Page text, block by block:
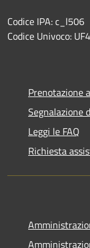
Codice IPA: c_l506
Codice Univoco:
Prenotazione
Segnalazione
Leggi le FAQ
Richiesta